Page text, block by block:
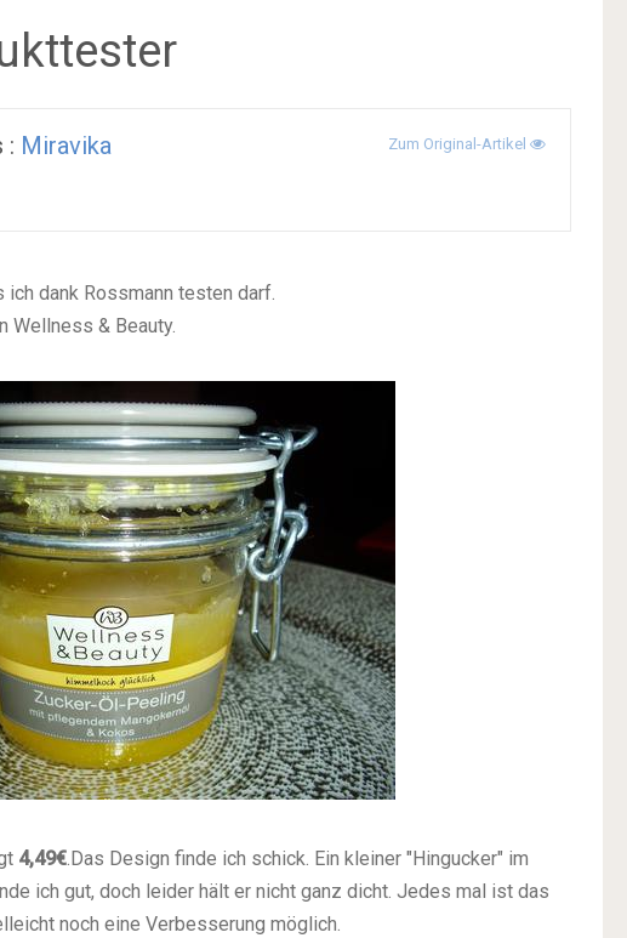
: Miravika Zum Original-Artikel
dank Rossmann testen darf.
Wellness & Beauty.
4,49€ Das Design finde ich schick. Ein kleiner "Hingucker" im
ich gut, doch leider hält er nicht ganz dicht. Jedes mal ist das
noch eine Verbesserung möglich.